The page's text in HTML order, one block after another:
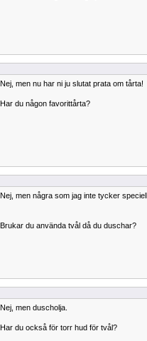
Nej, men nu har ni ju slutat prata om tårta!
Har du någon favorittårta?
Nej, men några som jag inte tycker
Brukar du använda tvål då du duschar?
Nej, men duscholja.
Har du också för torr hud för tvål?